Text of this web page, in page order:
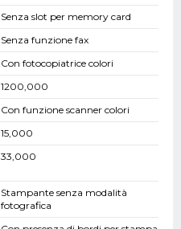
Senza slot per memory card
Senza funzione fax
Con fotocopiatrice colori
1200,000
Con funzione scanner colori
15,000
33,000
Stampante senza modalità
fotografica